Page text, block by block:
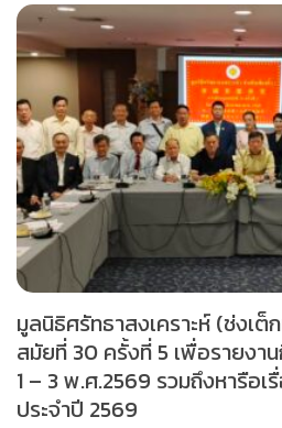
มูลนิธิศรัทธาสงเคราะห์ (ช่งเ
สมัยที่ 30 ครั้งที่ 5 เพื่อรายงา
1 – 3 พ.ศ.2569 รวมถึงหารือเ
ประจำปี 2569